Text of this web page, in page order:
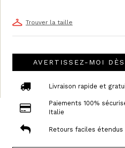
Trouver la taille
AVERTISSEZ-MOI
Livraison rapide et
Paiements 100%
Italie
Retours faciles